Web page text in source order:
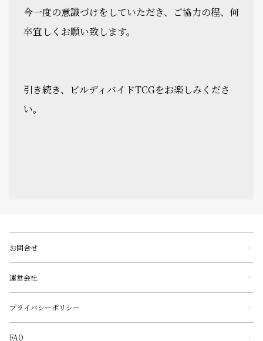
今一度の意識づけをしていただき、ご協力の程、何
卒宜しくお願い致します。
引き続き、ビルディバイドTCGをお楽しみくださ
い。
お問合せ
運営会社
プライバシーポリシー
FAQ